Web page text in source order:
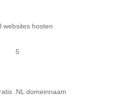
websites hosten
5
.NL domeinnaam